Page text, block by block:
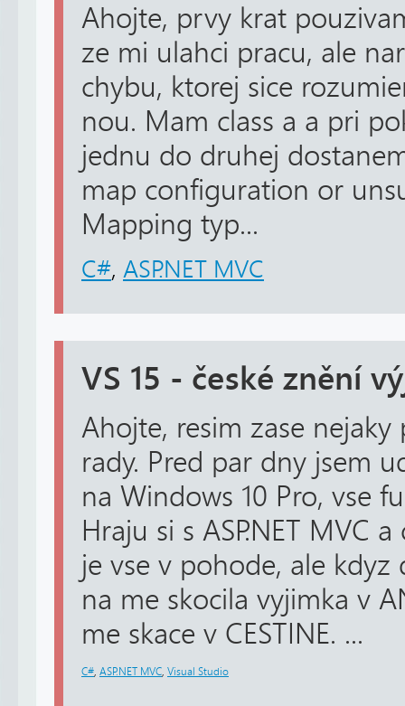
Ahojte, prvy krat
ze mi ulahci pracu, ale
chybu, ktorej sice
nou. Mam class a a pri
jednu do druhej
map configuration or
Mapping typ...
C#, ASP.NET MVC
VS 15 - české znění
Ahojte, resim zase
rady. Pred par dny jsem
na Windows 10 Pro, vse
Hraju si s ASP.NET MVC
je vse v pohode, ale
na me skocila vyjimka v
me skace v CESTINE. ...
C# ASP.NET MVC Visual Studio